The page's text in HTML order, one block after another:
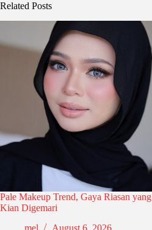
Related Posts
Pale Makeup Trend, Gaya Riasan yang
Kian Digemari
mel
August 6, 2026